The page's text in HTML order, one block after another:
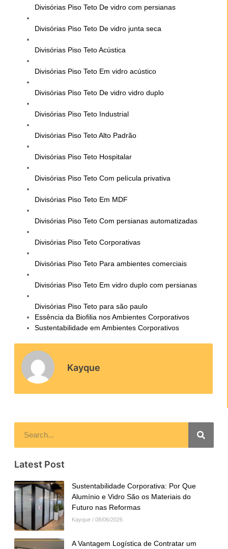
Divisórias Piso Teto De vidro com persianas
Divisórias Piso Teto De vidro junta seca
Divisórias Piso Teto Acústica
Divisórias Piso Teto Em vidro acústico
Divisórias Piso Teto De vidro vidro duplo
Divisórias Piso Teto Industrial
Divisórias Piso Teto Alto Padrão
Divisórias Piso Teto Hospitalar
Divisórias Piso Teto Com película privativa
Divisórias Piso Teto Em MDF
Divisórias Piso Teto Com persianas automatizadas
Divisórias Piso Teto Corporativas
Divisórias Piso Teto Para ambientes comerciais
Divisórias Piso Teto Em vidro duplo com persianas
Divisórias Piso Teto para são paulo
Essência da Biofilia nos Ambientes Corporativos
Sustentabilidade em Ambientes Corporativos
Kayque
Latest Post
Sustentabilidade Corporativa: Por Que
Alumínio e Vidro São os Materiais do
Futuro nas Reformas
Kayque 08/06/2026
A Vantagem Logística de Contratar um